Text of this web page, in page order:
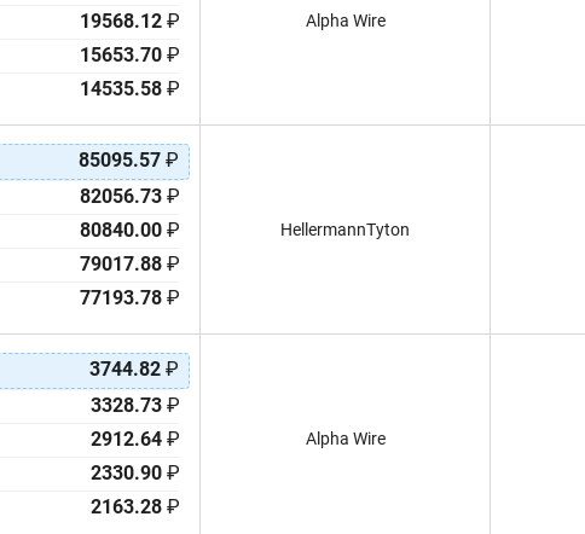
19568.12 ₽
15653.70 ₽
14535.58 ₽
Alpha Wire
85095.57 ₽
82056.73 ₽
80840.00 ₽
79017.88 ₽
77193.78 ₽
HellermannTyton
3744.82 ₽
3328.73 ₽
2912.64 ₽
2330.90 ₽
2163.28 ₽
Alpha Wire